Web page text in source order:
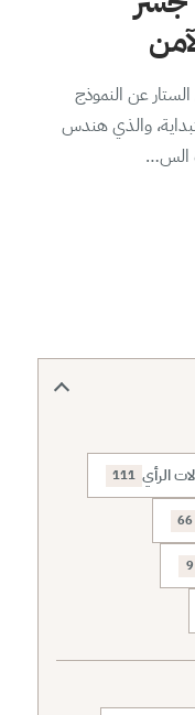
عن النموذج
والذي هندس
الس…
الرأي 111
66
9